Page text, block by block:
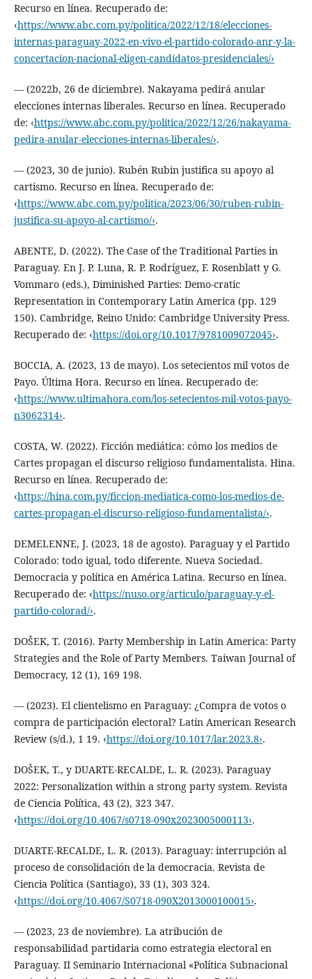
Recurso en línea. Recuperado de:
‹https://www.abc.com.py/politica/2022/12/18/elecciones-
internas-paraguay-2022-en-vivo-el-partido-colorado-anr-y-la-
concertacion-nacional-eligen-candidatos-presidenciales/›
— (2022b, 26 de diciembre). Nakayama pedirá anular
elecciones internas liberales. Recurso en línea. Recuperado
de: ‹https://www.abc.com.py/politica/2022/12/26/nakayama-
pedira-anular-elecciones-internas-liberales/›.
— (2023, 30 de junio). Rubén Rubin justifica su apoyo al
cartismo. Recurso en línea. Recuperado de:
‹https://www.abc.com.py/politica/2023/06/30/ruben-rubin-
justifica-su-apoyo-al-cartismo/›.
ABENTE, D. (2022). The Case of the Traditional Parties in
Paraguay. En J. P. Luna, R. P. Rodríguez, F. Rosenblatt y G.
Vommaro (eds.), Diminished Parties: Demo-cratic
Representation in Contemporary Latin America (pp. 129
150). Cambridge, Reino Unido: Cambridge University Press.
Recuperado de: ‹https://doi.org/10.1017/9781009072045›.
BOCCIA, A. (2023, 13 de mayo). Los setecientos mil votos de
Payo. Última Hora. Recurso en línea. Recuperado de:
‹https://www.ultimahora.com/los-setecientos-mil-votos-payo-
n3062314›.
COSTA, W. (2022). Ficción mediática: cómo los medios de
Cartes propagan el discurso religioso fundamentalista. Hina.
Recurso en línea. Recuperado de:
‹https://hina.com.py/ficcion-mediatica-como-los-medios-de-
cartes-propagan-el-discurso-religioso-fundamentalista/›.
DEMELENNE, J. (2023, 18 de agosto). Paraguay y el Partido
Colorado: todo igual, todo diferente. Nueva Sociedad.
Democracia y política en América Latina. Recurso en línea.
Recuperado de: ‹https://nuso.org/articulo/paraguay-y-el-
partido-colorad/›.
DOŠEK, T. (2016). Party Membership in Latin America: Party
Strategies and the Role of Party Members. Taiwan Journal of
Democracy, 12 (1), 169 198.
— (2023). El clientelismo en Paraguay: ¿Compra de votos o
compra de participación electoral? Latin American Research
Review (s/d.), 1 19. ‹https://doi.org/10.1017/lar.2023.8›.
DOŠEK, T., y DUARTE-RECALDE, L. R. (2023). Paraguay
2022: Personalization within a strong party system. Revista
de Ciencia Política, 43 (2), 323 347.
‹https://doi.org/10.4067/s0718-090x2023005000113›.
DUARTE-RECALDE, L. R. (2013). Paraguay: interrupción al
proceso de consolidación de la democracia. Revista de
Ciencia Política (Santiago), 33 (1), 303 324.
‹https://doi.org/10.4067/S0718-090X2013000100015›.
— (2023, 23 de noviembre). La atribución de
responsabilidad partidaria como estrategia electoral en
Paraguay. II Seminario Internacional «Política Subnacional